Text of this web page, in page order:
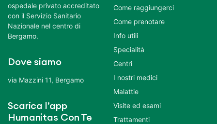
ospedale privato accreditato
con il Servizio Sanitario
Nazionale nel centro di
Bergamo.
Dove siamo
via Mazzini 11, Bergamo
Scarica l’app
Humanitas Con Te
Come raggiungerci
Come prenotare
Info utili
Specialità
Centri
I nostri medici
Malattie
Visite ed esami
Trattamenti